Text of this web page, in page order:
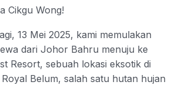
Cikgu Wong!
13 Mei 2025, kami memulakan
dari Johor Bahru menuju ke
Resort, sebuah lokasi eksotik di
Belum, salah satu hutan hujan